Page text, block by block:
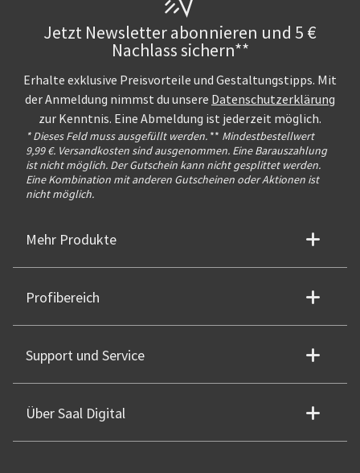
Jetzt Newsletter abonnieren und 5 €
Nachlass sichern**
Erhalte exklusive Preisvorteile und Gestaltungstipps. Mit
der Anmeldung nimmst du unsere Datenschutzerklärung
zur Kenntnis. Eine Abmeldung ist jederzeit möglich.
* Dieses Feld muss ausgefüllt werden. ** Mindestbestellwert
9,99 €. Versandkosten sind ausgenommen. Eine Barauszahlung
ist nicht möglich. Der Gutschein kann nicht gesplittet werden.
Eine Kombination mit anderen Gutscheinen oder Aktionen ist
nicht möglich.
Mehr Produkte
Profibereich
Support und Service
Über Saal Digital